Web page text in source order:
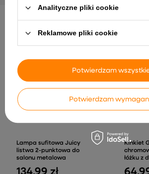
INNE PRODUKTY PRODUCENTA
Lampa sufitowa Juicy
listwa 2-punktowa do
salonu metalowa
134,99 zł
Kinkiet
łóżku z
Analityczne pliki cookie
Reklamowe pliki cookie
Potwierdzam
Potwierdzam